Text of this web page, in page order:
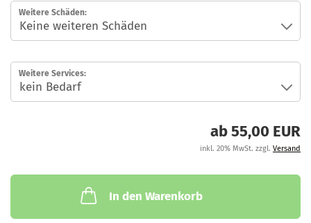
Weitere Schäden:
Weitere Services:
ab 55,00 EUR
inkl. 20% MwSt. zzgl. Versand
In den Warenkorb